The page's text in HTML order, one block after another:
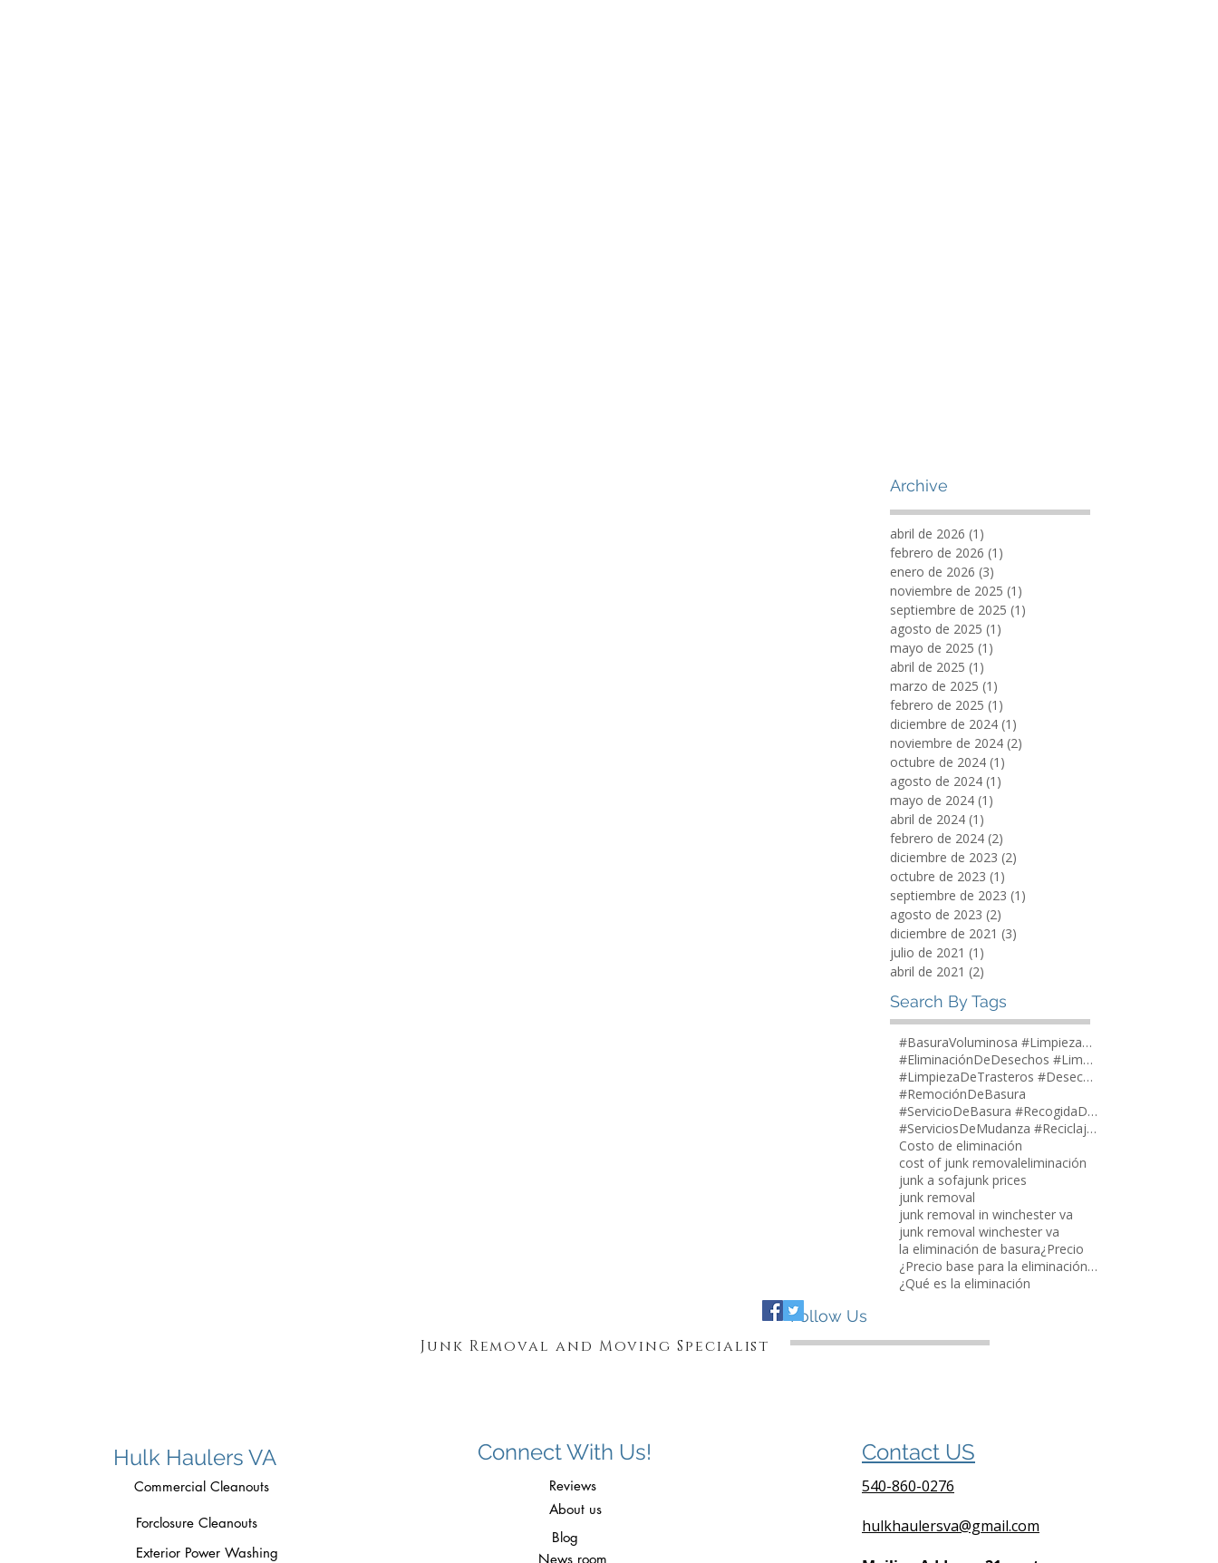
Archive
abril de 2026 (1)
febrero de 2026 (1)
enero de 2026 (3)
noviembre de 2025 (1)
septiembre de 2025 (1)
agosto de 2025 (1)
mayo de 2025 (1)
abril de 2025 (1)
marzo de 2025 (1)
febrero de 2025 (1)
diciembre de 2024 (1)
noviembre de 2024 (2)
octubre de 2024 (1)
agosto de 2024 (1)
mayo de 2024 (1)
abril de 2024 (1)
febrero de 2024 (2)
diciembre de 2023 (2)
octubre de 2023 (1)
septiembre de 2023 (1)
agosto de 2023 (2)
diciembre de 2021 (3)
julio de 2021 (1)
abril de 2021 (2)
Search By Tags
#BasuraVoluminosa #LimpiezaDeGarajes
#EliminaciónDeDesechos #LimpiezaDeCasas
#LimpiezaDeTrasteros #DesechosDomésticos
#RemociónDeBasura
#ServicioDeBasura #RecogidaDeMuebles
#ServiciosDeMudanza #ReciclajeYDonaciones
Costo de eliminación
cost of junk removaleliminación
junk a sofajunk prices
junk removal
junk removal in winchester va
junk removal winchester va
la eliminación de basura¿Precio
¿Precio base para la eliminación de basura?
¿Qué es la eliminación
Follow Us
Junk Removal and Moving Specialist
Hulk Haulers VA Connect With Us! Contact US
Commercial Cleanouts
Forclosure Cleanouts
Exterior Power Washing
Reviews
About us
Blog
News room
540-860-0276
hulkhaulersva@gmail.com